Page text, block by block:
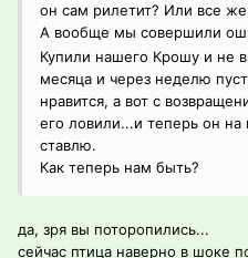
он сам рилетит? Или все же
А вообще мы совершили
Купили нашего Крошу и не
месяца и через неделю
нравится, а вот с
его ловили...и теперь он
ставлю.
Как теперь нам быть?
да, зря вы поторопились...
сейчас птица наверно в шоке